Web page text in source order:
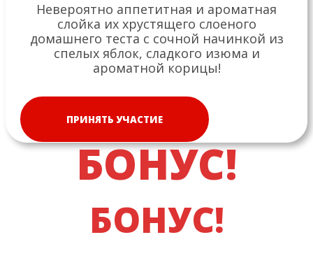
Невероятно аппетитная и ароматная
слойка их хрустящего слоеного
домашнего теста с сочной начинкой из
спелых яблок, сладкого изюма и
ароматной корицы!
ПРИНЯТЬ УЧАСТИЕ
БОНУС!
БОНУС!